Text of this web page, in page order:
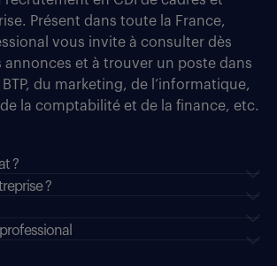
Présent dans toute la France,
vous invite à consulter dès
annonces et à trouver un poste dans
du marketing, de l’informatique,
la comptabilité et de la finance, etc.
?
?